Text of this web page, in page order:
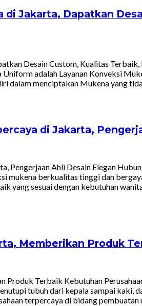
di Jakarta, Dapatkan
Desain Custom, Kualitas
adalah Layanan Konveksi
dalam menciptakan Mukena yang
di Jakarta,
Pengerjaan Ahli Desain Elegan
mukena berkualitas tinggi dan
yang sesuai dengan kebutuhan
Memberikan Produk
Terbaik Kebutuhan
tubuh dari kepala sampai
terpercaya di bidang